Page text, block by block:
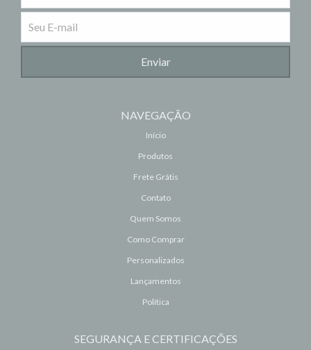
NAVEGAÇÃO
Início
Produtos
Frete Grátis
Contato
Quem Somos
Como Comprar
Personalizados
Lançamentos
Política
SEGURANÇA E CERTIFICAÇÕES